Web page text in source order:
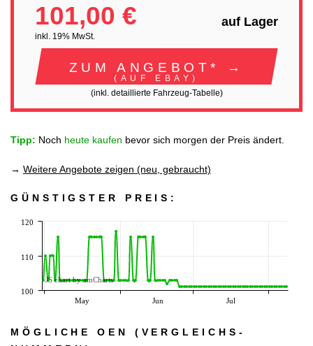
101,00 €
inkl. 19% MwSt.
auf Lager
ZUM ANGEBOT* →
(AUF EBAY)
(inkl. detaillierte Fahrzeug-Tabelle)
Tipp: Noch heute kaufen bevor sich morgen der Preis ändert.
→ Weitere Angebote zeigen (neu, gebraucht)
GÜNSTIGSTER PREIS:
May Jun Jul
100
110
120
JS chart by amCharts
MÖGLICHE OEN (VERGLEICHS­